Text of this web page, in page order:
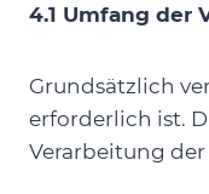
4.1 Umfang der
Grundsätzlich
erforderlich ist.
Verarbeitung